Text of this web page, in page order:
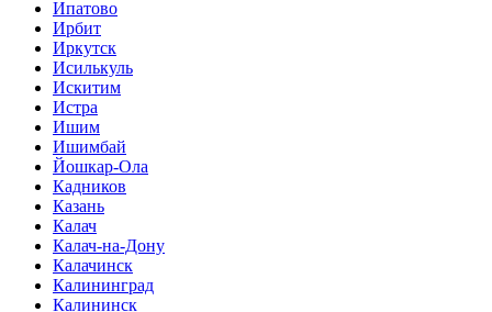
Ипатово
Ирбит
Иркутск
Исилькуль
Искитим
Истра
Ишим
Ишимбай
Йошкар-Ола
Кадников
Казань
Калач
Калач-на-Дону
Калачинск
Калининград
Калининск